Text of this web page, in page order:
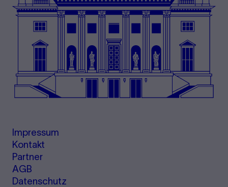
Impressum
Kontakt
Partner
AGB
Datenschutz